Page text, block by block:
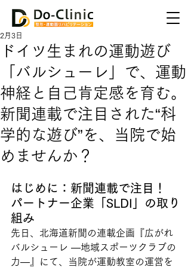
ドイツ生まれの運動遊び
「バルシューレ」で、運動
神経と自己肯定感を育む。
新聞連載で注目された“科
学的な遊び”を、当院で始
めませんか？
2月3日
はじめに：新聞連載で注目！
パートナー企業「SLDI」の取り
組み
先日、北海道新聞の連載企画『広がれ
バルシューレ ―地域スポーツクラブの
力―』にて、当院が運動教室の運営を